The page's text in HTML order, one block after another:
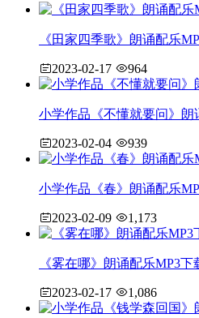
《田家四季歌》朗诵配乐
2023-02-17 964
小学作品《不懂就要问》朗
2023-02-04 939
小学作品《春》朗诵配乐
2023-02-09 1,173
《雾在哪》朗诵配乐MP3下
2023-02-17 1,086